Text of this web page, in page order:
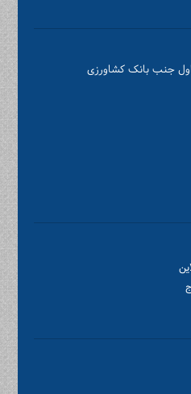
جنب بانک کشاورزی